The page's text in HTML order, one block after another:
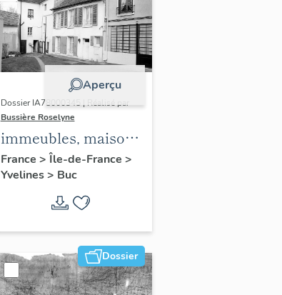
Aperçu
Dossier IA78000345 | Réalisé par
Bussière Roselyne
immeubles, maisons,
fermes
France > Île-de-France >
Yvelines> Buc
Dossier